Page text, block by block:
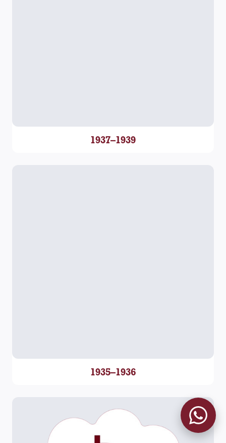
1937–1939
1935–1936